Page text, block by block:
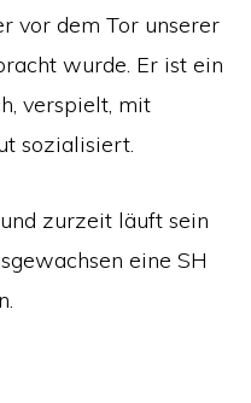
vor dem Tor unserer
wurde. Er ist ein
verspielt, mit
sozialisiert.
zurzeit läuft sein
eine SH